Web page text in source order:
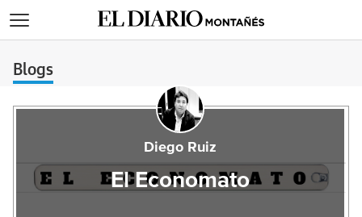
Blogs
Diego Ruiz
El Economato